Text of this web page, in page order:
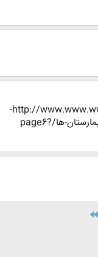
http://www.www.www.iran-eng.ir/showthread.php/224546-
درخواست-های-مرتبط-با-انواع-مراکز-درمانی-و-بیمارستان-ها/page6?